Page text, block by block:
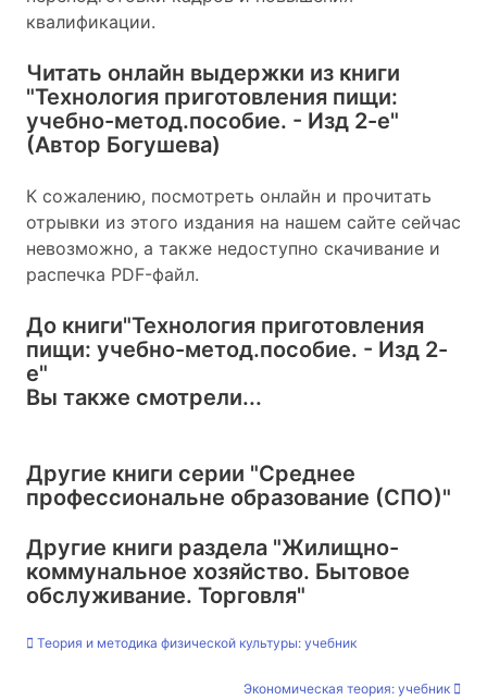
квалификации.
Читать онлайн выдержки из книги
"Технология приготовления пищи:
учебно-метод.пособие. - Изд 2-е"
(Автор Богушева)
К сожалению, посмотреть онлайн и прочитать
отрывки из этого издания на нашем сайте сейчас
невозможно, а также недоступно скачивание и
распечка PDF-файл.
До книги"Технология приготовления
пищи: учебно-метод.пособие. - Изд 2-
е"
Вы также смотрели...
Другие книги серии "Среднее
профессиональне образование (СПО)"
Другие книги раздела "Жилищно-
коммунальное хозяйство. Бытовое
обслуживание. Торговля"
Теория и методика физической культуры: учебник
Экономическая теория: учебник